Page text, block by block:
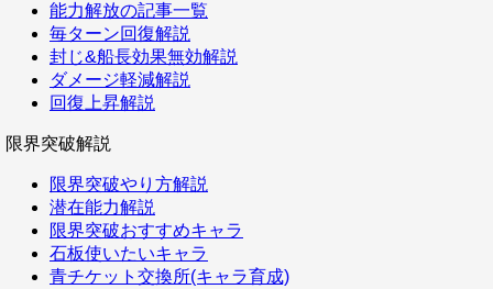
能力解放の記事一覧
毎ターン回復解説
封じ&船長効果無効解説
ダメージ軽減解説
回復上昇解説
限界突破解説
限界突破やり方解説
潜在能力解説
限界突破おすすめキャラ
石板使いたいキャラ
青チケット交換所(キャラ育成)